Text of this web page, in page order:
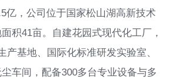
亿，公司位于国家松山湖高新技术
积41亩。自建花园式现代化工厂，
产基地、国际化标准研发实验室、
车间，配备300多台专业设备与多